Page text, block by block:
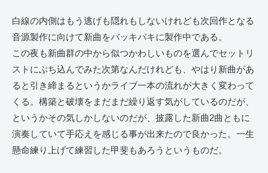
白線の内側はもう逃げも隠れもしないけれども次回作となる
音源製作に向けて新曲をバッキバキに製作中である。
この夜も新曲群の中から似つかわしいものを選んでセットリ
ストにぶち込んでみた次第なんだけれども、やはり新曲があ
ると引き締まるというかライブ一本の流れが大きく変わって
くる。構築と破壊をまだまだ繰り返す気がしているのだが、
というかその気しかしないのだが、披露した新曲2曲ともに
演奏していて手応えを感じる事が出来たので良かった。一生
懸命練り上げて練習した甲斐もあろうというものだ。